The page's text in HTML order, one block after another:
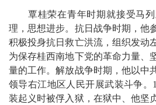
覃桂荣在青年时期就接受马列
理，思想进步。抗日战争时期，他
积极投身抗日救亡洪流，组织发动
为保存桂西南地下党的革命力量、
量的工作。解放战争时期，他以中
领导右江地区人民开展武装斗争。
装起义时被俘入狱，在狱中、他坚